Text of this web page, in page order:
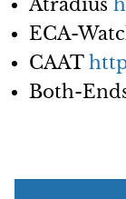
Atradius
ECA-
CAAT
Both-